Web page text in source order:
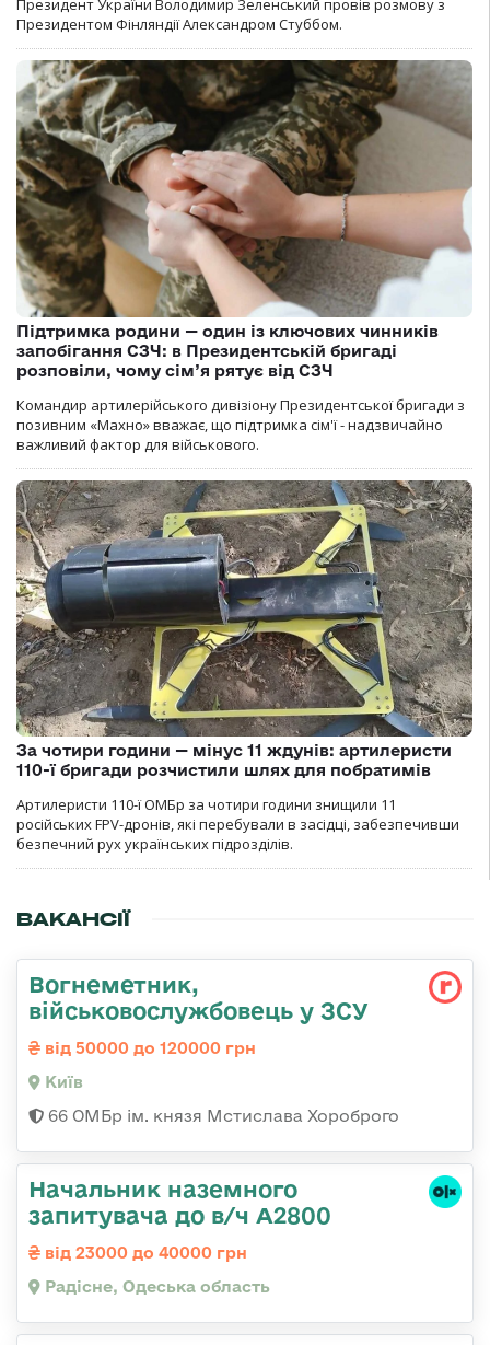
Президент України Володимир Зеленський провів розмову з
Президентом Фінляндії Александром Стуббом.
Підтримка родини — один із ключових чинників
запобігання СЗЧ: в Президентській бригаді
розповіли, чому сім’я рятує від СЗЧ
Командир артилерійського дивізіону Президентської бригади з
позивним «Махно» вважає, що підтримка сім'ї - надзвичайно
важливий фактор для військового.
За чотири години — мінус 11 ждунів: артилеристи
110-ї бригади розчистили шлях для побратимів
Артилеристи 110-ї ОМБр за чотири години знищили 11
російських FPV-дронів, які перебували в засідці, забезпечивши
безпечний рух українських підрозділів.
ВАКАНСІЇ
Вогнеметник,
військовослужбовець у ЗСУ
від 50000 до 120000 грн
Київ
66 ОМБр ім. князя Мстислава Хороброго
Начальник наземного
запитувача до в/ч А2800
від 23000 до 40000 грн
Радісне, Одеська область